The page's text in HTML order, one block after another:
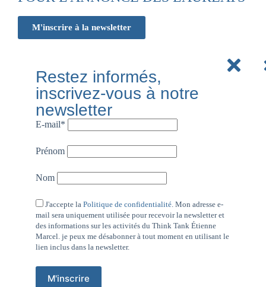
M'inscrire à la newsletter
Restez informés,
inscrivez-vous à notre
newsletter
E-mail*
Prénom
Nom
J'accepte la Politique de confidentialité. Mon adresse e-
mail sera uniquement utilisée pour recevoir la newsletter et
des informations sur les activités du Think Tank Étienne
Marcel. je peux me désabonner à tout moment en utilisant le
lien inclus dans la newsletter.